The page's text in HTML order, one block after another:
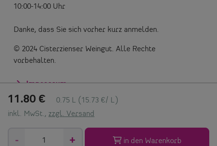
11.80 €
0.75 L (15.73 €/ L)
inkl. MwSt., zzgl. Versand
- + in den Warenkorb
10:00-14:00 Uhr
Danke, dass Sie sich vorher kurz anmelden.
© 2024 Cisterzienser Weingut. Alle Rechte
vorbehalten.
Impressum
Datenschutzerklärung
Versandinformationen
Allgemeine Geschäftsbedingungen
Widerrufsbelehrung